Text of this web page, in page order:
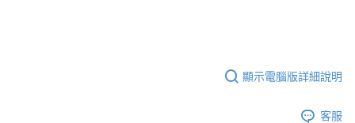
顯示電腦版詳細說明
客服